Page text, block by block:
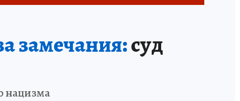
замечания:суд
нацизма